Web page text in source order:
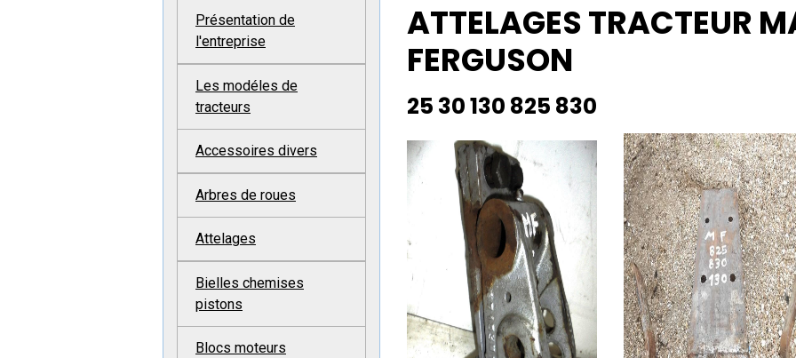
ATTELAGES TRACTEUR
FERGUSON
25 30 130 825 830
Présentation de
l'entreprise
Les modéles de
tracteurs
Accessoires divers
Arbres de roues
Attelages
Bielles chemises
pistons
Blocs moteurs